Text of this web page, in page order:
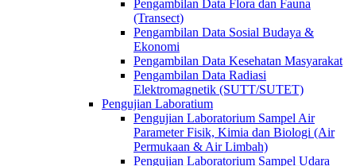
Pengambilan Data Flora dan Fauna
(Transect)
Pengambilan Data Sosial Budaya &
Ekonomi
Pengambilan Data Kesehatan Masyarakat
Pengambilan Data Radiasi
Elektromagnetik (SUTT/SUTET)
Pengujian Laboratium
Pengujian Laboratorium Sampel Air
Parameter Fisik, Kimia dan Biologi (Air
Permukaan & Air Limbah)
Pengujian Laboratorium Sampel Udara